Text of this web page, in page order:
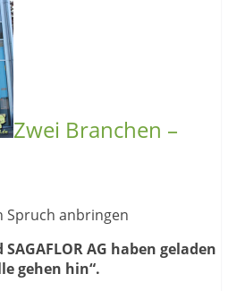
Zwei Branchen –
Spruch anbringen
AG haben geladen
gehen hin“.